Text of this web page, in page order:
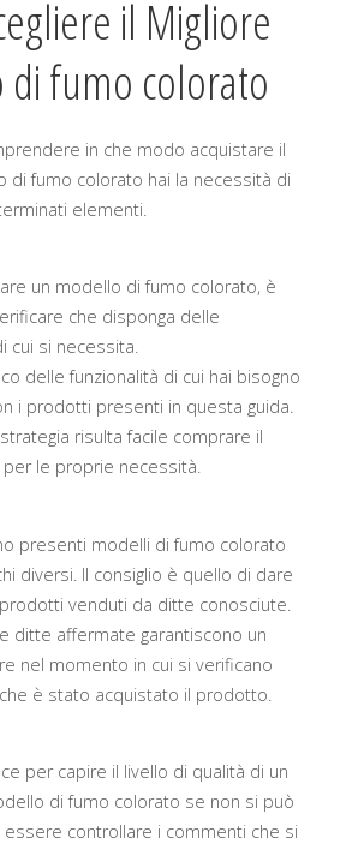
il Migliore
fumo colorato
in che modo acquistare il
di fumo colorato hai la necessità di
elementi.
un modello di fumo colorato, è
che disponga delle
cui si necessita.
delle funzionalità di cui hai bisogno
i prodotti presenti in questa guida.
risulta facile comprare il
le proprie necessità.
presenti modelli di fumo colorato
diversi. Il consiglio è quello di dare
venduti da ditte conosciute.
ditte affermate garantiscono un
nel momento in cui si verificano
è stato acquistato il prodotto.
per capire il livello di qualità di un
di fumo colorato se non si può
essere controllare i commenti che si